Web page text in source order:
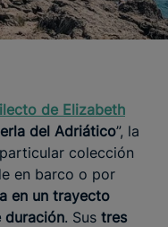
de Elizabeth
del Adriático”, la
colección
en barco o por
en un trayecto
duración. Sus tres